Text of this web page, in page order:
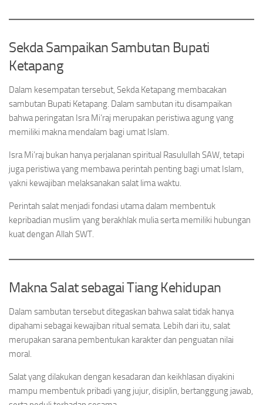
Sekda Sampaikan Sambutan Bupati
Ketapang
Dalam kesempatan tersebut, Sekda Ketapang membacakan
sambutan Bupati Ketapang. Dalam sambutan itu disampaikan
bahwa peringatan Isra Mi’raj merupakan peristiwa agung yang
memiliki makna mendalam bagi umat Islam.
Isra Mi’raj bukan hanya perjalanan spiritual Rasulullah SAW, tetapi
juga peristiwa yang membawa perintah penting bagi umat Islam,
yakni kewajiban melaksanakan salat lima waktu.
Perintah salat menjadi fondasi utama dalam membentuk
kepribadian muslim yang berakhlak mulia serta memiliki hubungan
kuat dengan Allah SWT.
Makna Salat sebagai Tiang Kehidupan
Dalam sambutan tersebut ditegaskan bahwa salat tidak hanya
dipahami sebagai kewajiban ritual semata. Lebih dari itu, salat
merupakan sarana pembentukan karakter dan penguatan nilai
moral.
Salat yang dilakukan dengan kesadaran dan keikhlasan diyakini
mampu membentuk pribadi yang jujur, disiplin, bertanggung jawab,